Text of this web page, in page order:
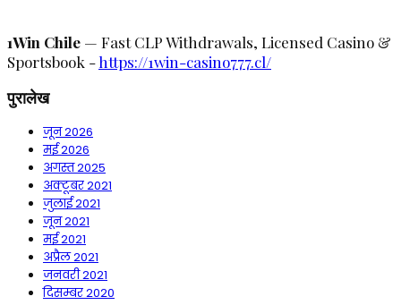
1Win Chile — Fast CLP Withdrawals, Licensed Casino &
Sportsbook -https://1win-casino777.cl/
पुरालेख
जून 2026
मई 2026
अगस्त 2025
अक्टूबर 2021
जुलाई 2021
जून 2021
मई 2021
अप्रैल 2021
जनवरी 2021
दिसम्बर 2020